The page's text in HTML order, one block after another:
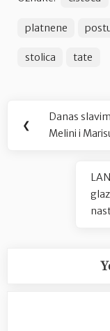
platnene
stolica tate
Navigacija
objava
❮
Previous
Post:
Danas
Melini i